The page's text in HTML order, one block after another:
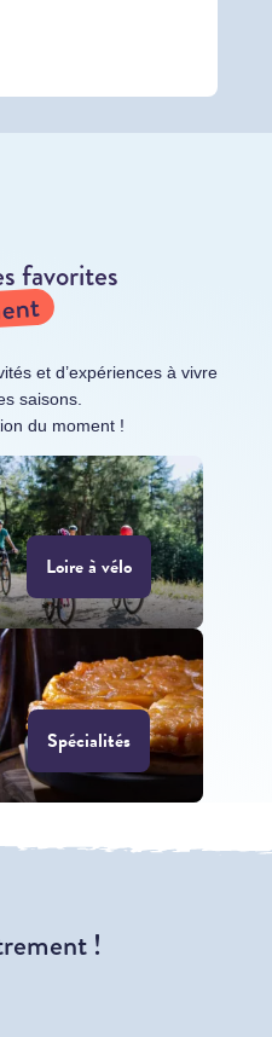
favorites
et d’expériences à vivre
saisons.
du moment !
Loire à vélo
Spécialités
!